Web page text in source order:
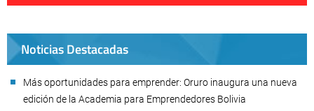
Noticias Destacadas
Más oportunidades para emprender: Oruro inaugura una nueva
edición de la Academia para Emprendedores Bolivia